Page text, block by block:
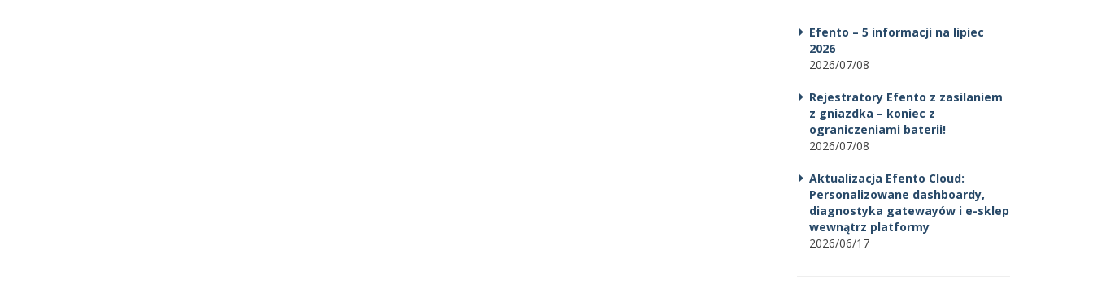
Efento – 5 informacji na lipiec
2026
2026/07/08
Rejestratory Efento z zasilaniem
z gniazdka – koniec z
ograniczeniami baterii!
2026/07/08
Aktualizacja Efento Cloud:
Personalizowane dashboardy,
diagnostyka gatewayów i e-sklep
wewnątrz platformy
2026/06/17